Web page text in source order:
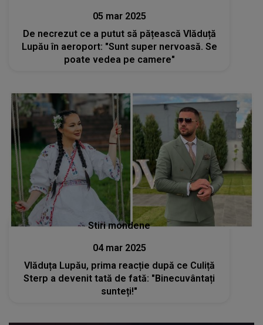
05 mar 2025
De necrezut ce a putut să pățească Vlăduță
Lupău în aeroport: "Sunt super nervoasă. Se
poate vedea pe camere"
Stiri mondene
04 mar 2025
Vlăduța Lupău, prima reacție după ce Culiță
Sterp a devenit tată de fată: "Binecuvântați
sunteți!"